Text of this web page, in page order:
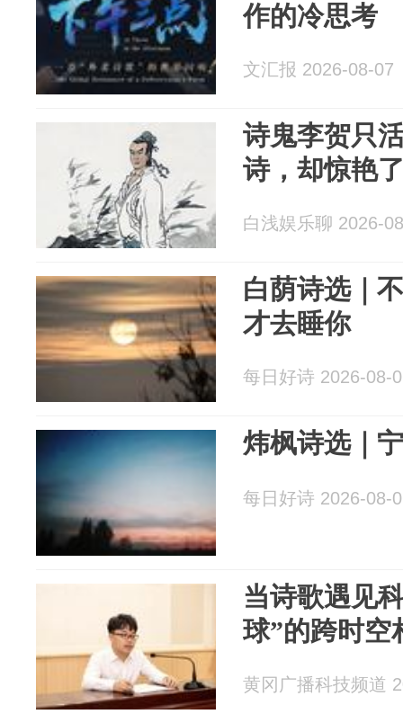
作的冷思考
文汇报 2026-08-07
诗鬼李贺只
诗，却惊艳
白浅娱乐聊 2026-
白荫诗选｜
才去睡你
每日好诗 2026-08-
炜枫诗选｜
每日好诗 2026-08-
当诗歌遇见
球”的跨时空
黄冈广播科技频道